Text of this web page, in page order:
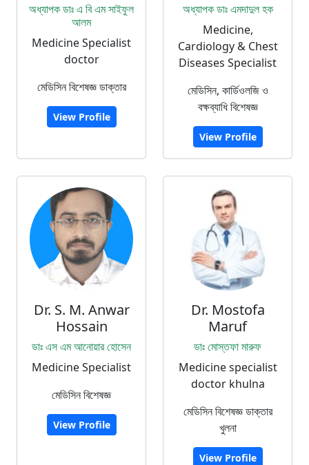
অধ্যাপক ডাঃ এ বি এম সাইফুল
আলম
Medicine Specialist
doctor
মেডিসিন বিশেষজ্ঞ ডাক্তার
View Profile
অধ্যাপক ডাঃ এমদাদুল হক
Medicine,
Cardiology & Chest
Diseases Specialist
মেডিসিন, কার্ডিওলজি ও
বক্ষব্যাধি বিশেষজ্ঞ
View Profile
Dr. S. M. Anwar
Hossain
ডাঃ এস এম আনোয়ার হোসেন
Medicine Specialist
মেডিসিন বিশেষজ্ঞ
View Profile
Dr. Mostofa
Maruf
ডাঃ মোস্তফা মারুফ
Medicine specialist
doctor khulna
মেডিসিন বিশেষজ্ঞ ডাক্তার
খুলনা
View Profile